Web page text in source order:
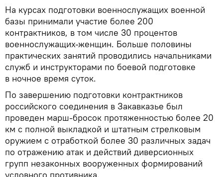
На курсах подготовки военнослужащих военной
базы принимали участие более 200
контрактников, в том числе 30 процентов
военнослужащих-женщин. Больше половины
практических занятий проводились начальниками
служб и инструкторами по боевой подготовке
в ночное время суток.
По завершению подготовки контрактников
российского соединения в Закавказье был
проведен марш-бросок протяженностью более 20
км с полной выкладкой и штатным стрелковым
оружием с отработкой более 30 различных задач
по отражению атак и действий диверсионных
групп незаконных вооруженных формирований